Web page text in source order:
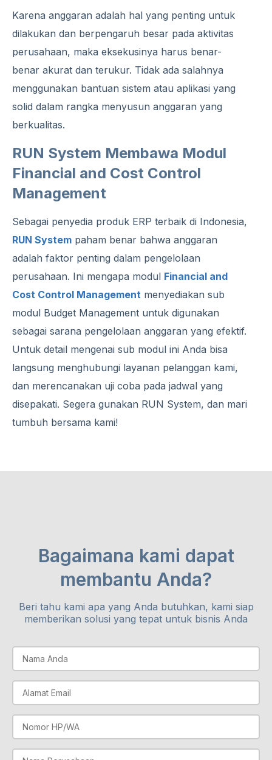
Karena anggaran adalah hal yang penting untuk
dilakukan dan berpengaruh besar pada aktivitas
perusahaan, maka eksekusinya harus benar-
benar akurat dan terukur. Tidak ada salahnya
menggunakan bantuan sistem atau aplikasi yang
solid dalam rangka menyusun anggaran yang
berkualitas.
RUN System Membawa Modul
Financial and Cost Control
Management
Sebagai penyedia produk ERP terbaik di Indonesia,
RUN System paham benar bahwa anggaran
adalah faktor penting dalam pengelolaan
perusahaan. Ini mengapa modul Financial and
Cost Control Management menyediakan sub
modul Budget Management untuk digunakan
sebagai sarana pengelolaan anggaran yang efektif.
Untuk detail mengenai sub modul ini Anda bisa
langsung menghubungi layanan pelanggan kami,
dan merencanakan uji coba pada jadwal yang
disepakati. Segera gunakan RUN System, dan mari
tumbuh bersama kami!
Bagaimana kami dapat
membantu Anda?
Beri tahu kami apa yang Anda butuhkan, kami siap
memberikan solusi yang tepat untuk bisnis Anda